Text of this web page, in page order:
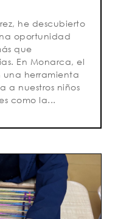
he descubierto
oportunidad
que
En Monarca, el
una herramienta
a nuestros niños
como la...